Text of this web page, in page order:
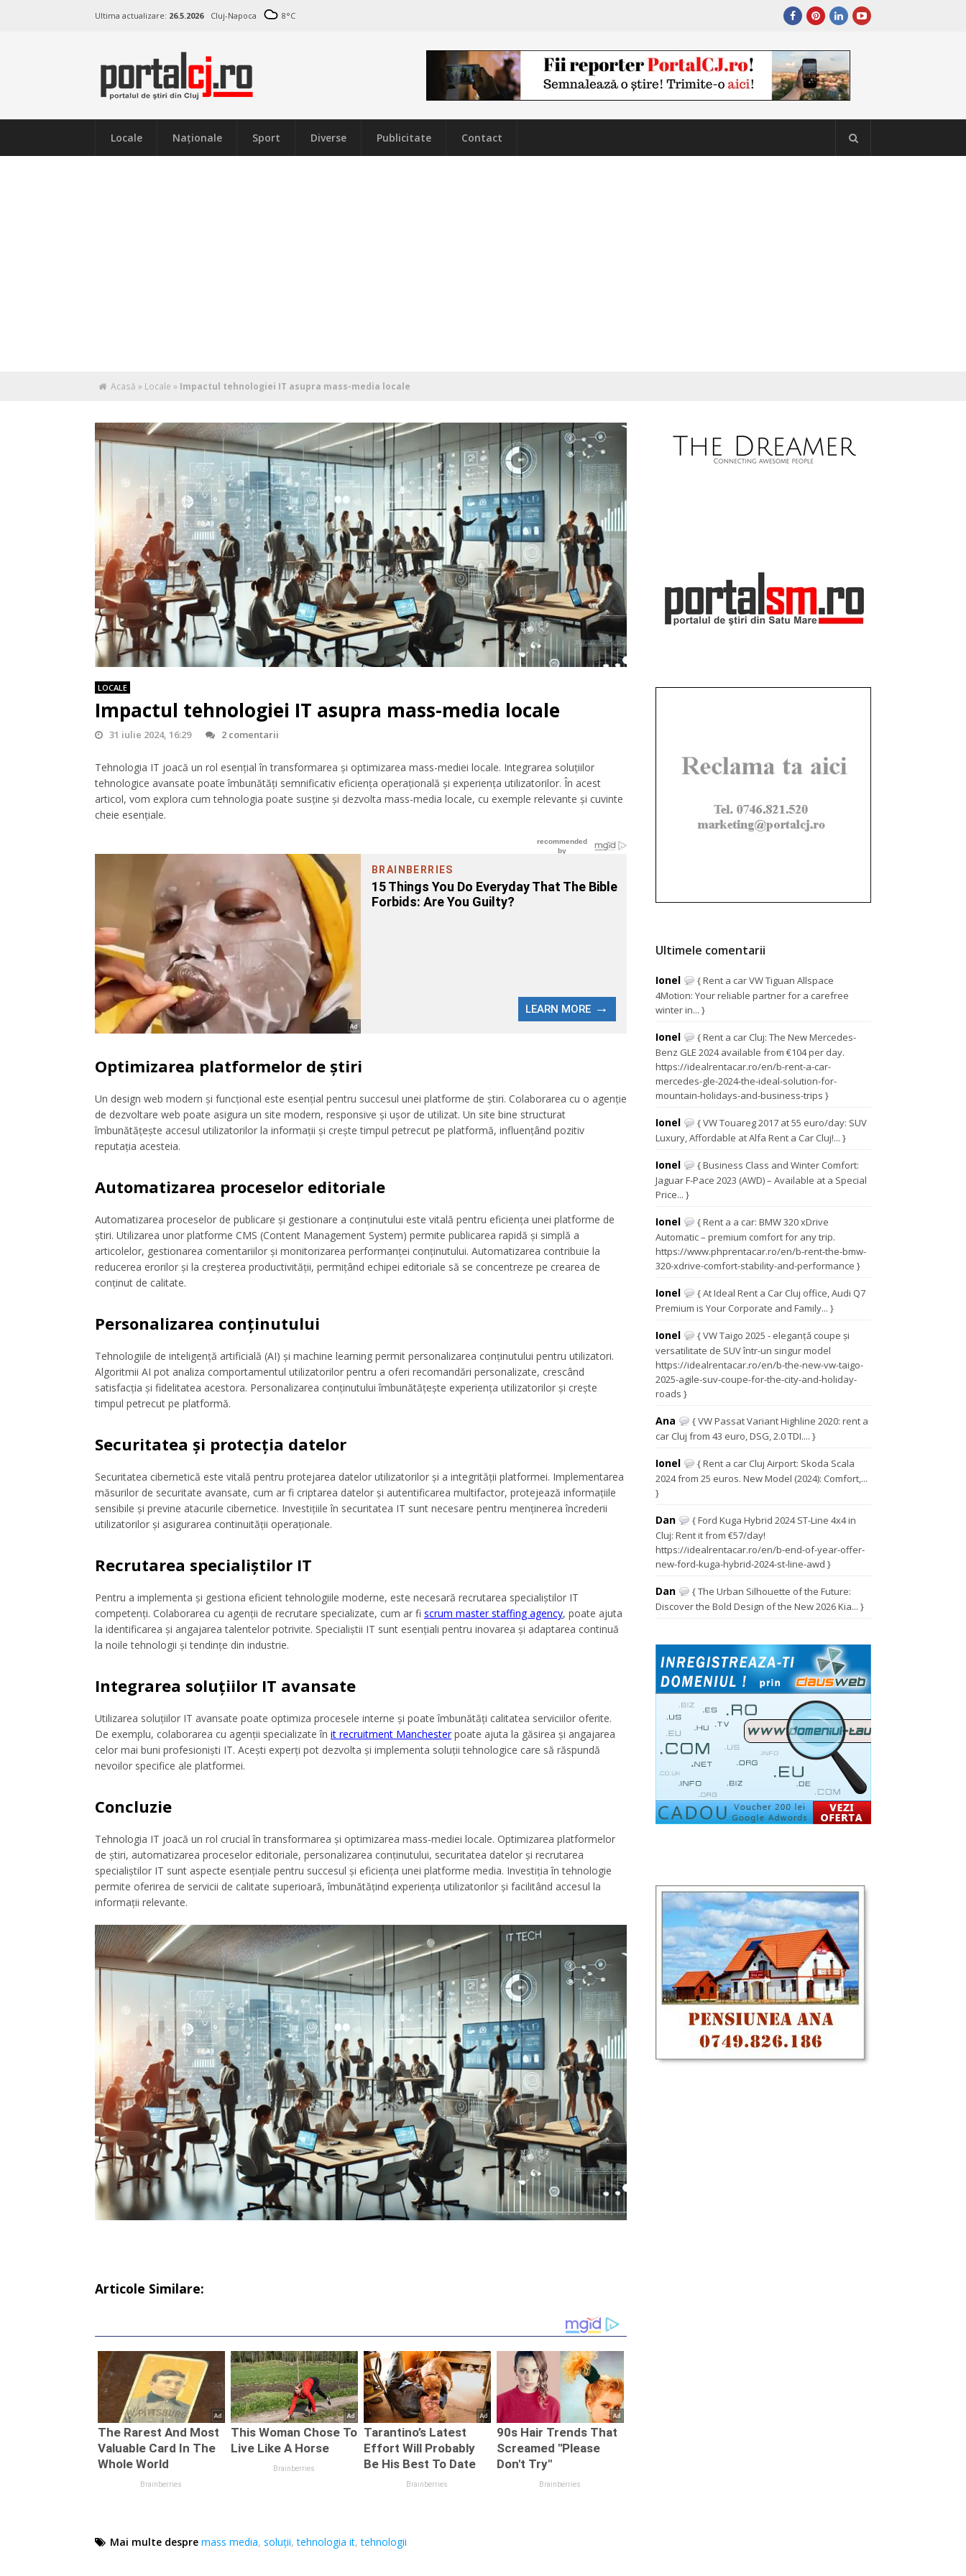
Ultima actualizare: 26.5.2026 Cluj-Napoca 8°C
Locale Naţionale Sport Diverse Publicitate Contact
Acasă » Locale » Impactul tehnologiei IT asupra mass-media locale
LOCALE
Impactul tehnologiei IT asupra mass-media locale
31 iulie 2024, 16:29 2 comentarii
Tehnologia IT joacă un rol esențial în transformarea și optimizarea mass-mediei locale. Integrarea soluțiilor
tehnologice avansate poate îmbunătăți semnificativ eficiența operațională și experiența utilizatorilor. În acest
articol, vom explora cum tehnologia poate susține și dezvolta mass-media locale, cu exemple relevante și cuvinte
cheie esențiale.
Optimizarea platformelor de știri
Un design web modern și funcțional este esențial pentru succesul unei platforme de știri. Colaborarea cu o agenție
de dezvoltare web poate asigura un site modern, responsive și ușor de utilizat. Un site bine structurat
îmbunătățește accesul utilizatorilor la informații și crește timpul petrecut pe platformă, influențând pozitiv
reputația acesteia.
Automatizarea proceselor editoriale
Automatizarea proceselor de publicare și gestionare a conținutului este vitală pentru eficiența unei platforme de
știri. Utilizarea unor platforme CMS (Content Management System) permite publicarea rapidă și simplă a
articolelor, gestionarea comentariilor și monitorizarea performanței conținutului. Automatizarea contribuie la
reducerea erorilor și la creșterea productivității, permițând echipei editoriale să se concentreze pe crearea de
conținut de calitate.
Personalizarea conținutului
Tehnologiile de inteligență artificială (AI) și machine learning permit personalizarea conținutului pentru utilizatori.
Algoritmii AI pot analiza comportamentul utilizatorilor pentru a oferi recomandări personalizate, crescând
satisfacția și fidelitatea acestora. Personalizarea conținutului îmbunătățește experiența utilizatorilor și crește
timpul petrecut pe platformă.
Securitatea și protecția datelor
Securitatea cibernetică este vitală pentru protejarea datelor utilizatorilor și a integrității platformei. Implementarea
măsurilor de securitate avansate, cum ar fi criptarea datelor și autentificarea multifactor, protejează informațiile
sensibile și previne atacurile cibernetice. Investițiile în securitatea IT sunt necesare pentru menținerea încrederii
utilizatorilor și asigurarea continuității operaționale.
Recrutarea specialiștilor IT
Pentru a implementa și gestiona eficient tehnologiile moderne, este necesară recrutarea specialiștilor IT
competenți. Colaborarea cu agenții de recrutare specializate, cum ar fi scrum master staffing agency, poate ajuta
la identificarea și angajarea talentelor potrivite. Specialiștii IT sunt esențiali pentru inovarea și adaptarea continuă
la noile tehnologii și tendințe din industrie.
Integrarea soluțiilor IT avansate
Utilizarea soluțiilor IT avansate poate optimiza procesele interne și poate îmbunătăți calitatea serviciilor oferite.
De exemplu, colaborarea cu agenții specializate în it recruitment Manchesterpoate ajuta la găsirea și angajarea
celor mai buni profesioniști IT. Acești experți pot dezvolta și implementa soluții tehnologice care să răspundă
nevoilor specifice ale platformei.
Concluzie
Tehnologia IT joacă un rol crucial în transformarea și optimizarea mass-mediei locale. Optimizarea platformelor
de știri, automatizarea proceselor editoriale, personalizarea conținutului, securitatea datelor și recrutarea
specialiștilor IT sunt aspecte esențiale pentru succesul și eficiența unei platforme media. Investiția în tehnologie
permite oferirea de servicii de calitate superioară, îmbunătățind experiența utilizatorilor și facilitând accesul la
informații relevante.
Articole Similare:
Mai multe despre mass media, soluții,tehnologia it,tehnologii
Ultimele comentarii
Ionel
{ Rent a car VW Tiguan Allspace
4Motion: Your reliable partner for a carefree
winter in... }
Ionel
{ Rent a car Cluj: The New Mercedes-
Benz GLE 2024 available from €104 per day.
https://idealrentacar.ro/en/b-rent-a-car-
mercedes-gle-2024-the-ideal-solution-for-
mountain-holidays-and-business-trips }
Ionel
{ VW Touareg 2017 at 55 euro/day: SUV
Luxury, Affordable at Alfa Rent a Car Cluj!... }
Ionel
{ Business Class and Winter Comfort:
Jaguar F-Pace 2023 (AWD) – Available at a Special
Price... }
Ionel
{ Rent a a car: BMW 320 xDrive
Automatic – premium comfort for any trip.
https://www.phprentacar.ro/en/b-rent-the-bmw-
320-xdrive-comfort-stability-and-performance }
Ionel
{ At Ideal Rent a Car Cluj office, Audi Q7
Premium is Your Corporate and Family... }
Ionel
{ VW Taigo 2025 - eleganță coupe și
versatilitate de SUV într-un singur model
https://idealrentacar.ro/en/b-the-new-vw-taigo-
2025-agile-suv-coupe-for-the-city-and-holiday-
roads }
Ana
{ VW Passat Variant Highline 2020: rent a
car Cluj from 43 euro, DSG, 2.0 TDI.... }
Ionel
{ Rent a car Cluj Airport: Skoda Scala
2024 from 25 euros. New Model (2024): Comfort,...
}
Dan
{ Ford Kuga Hybrid 2024 ST-Line 4x4 in
Cluj: Rent it from €57/day!
https://idealrentacar.ro/en/b-end-of-year-offer-
new-ford-kuga-hybrid-2024-st-line-awd }
Dan
{ The Urban Silhouette of the Future:
Discover the Bold Design of the New 2026 Kia... }